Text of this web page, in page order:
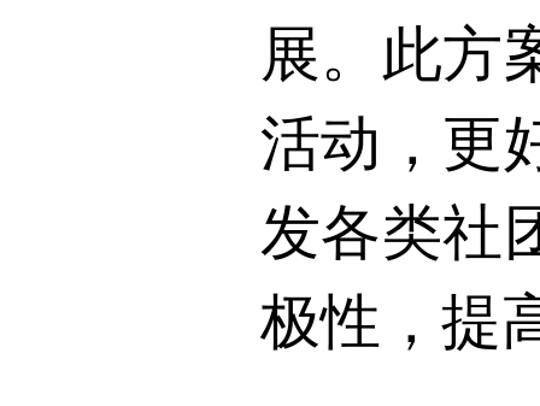
展。此方
活动，更
发各类社
极性，提